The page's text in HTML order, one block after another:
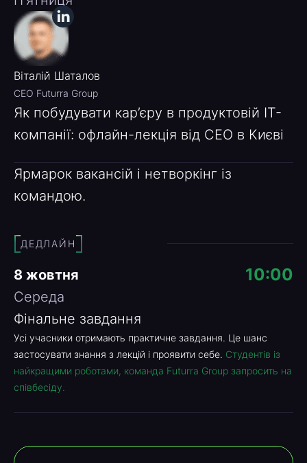
Віталій Шаталов
CEO Futurra Group
Як побудувати кар’єру в продуктовій ІТ-
компанії: офлайн-лекція від CEO в Києві
Ярмарок вакансій і нетворкінг із
командою.
ДЕДЛАЙН
8 жовтня
Середа
10:00
Фінальне завдання
Усі учасники отримають практичне завдання. Це шанс
застосувати знання з лекцій і проявити себе. Студентів із
найкращими роботами, команда Futurra Group запросить на
співбесіду.